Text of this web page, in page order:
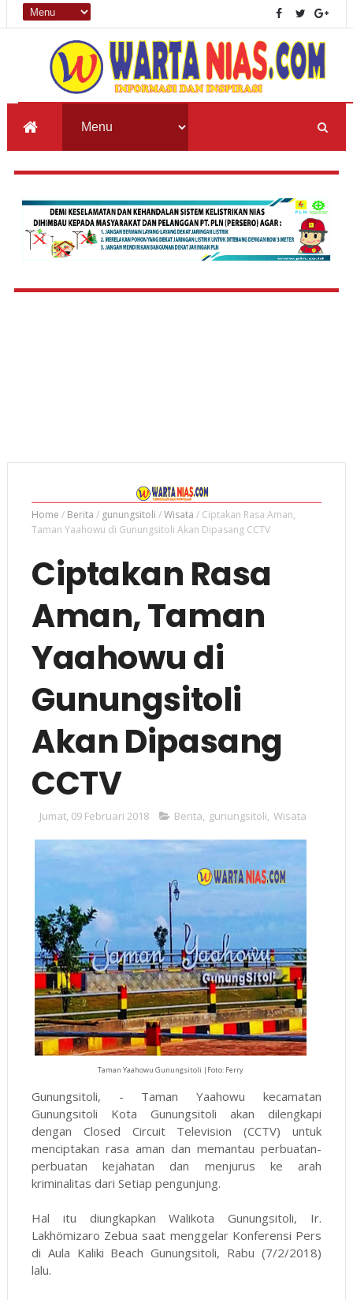
Home / Berita / gunungsitoli /Wisata / Ciptakan Rasa Aman,
Taman Yaahowu di Gunungsitoli Akan Dipasang CCTV
Ciptakan Rasa
Aman, Taman
Yaahowu di
Gunungsitoli
Akan Dipasang
CCTV
Jumat, 09 Februari 2018 Berita, gunungsitoli, Wisata
Taman Yaahowu Gunungsitoli |Foto: Ferry
Gunungsitoli, - Taman Yaahowu kecamatan
Gunungsitoli Kota Gunungsitoli akan dilengkapi
dengan Closed Circuit Television (CCTV) untuk
menciptakan rasa aman dan memantau perbuatan-
perbuatan kejahatan dan menjurus ke arah
kriminalitas dari Setiap pengunjung.
Hal itu diungkapkan Walikota Gunungsitoli, Ir.
Lakhömizaro Zebua saat menggelar Konferensi Pers
di Aula Kaliki Beach Gunungsitoli, Rabu (7/2/2018)
lalu.